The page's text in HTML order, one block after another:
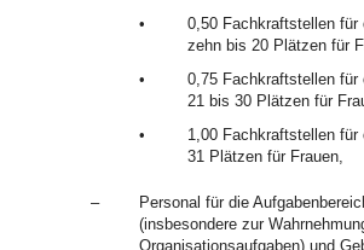
•
0,50 Fachkraftstellen für
zehn bis 20 Plätzen für
•
0,75 Fachkraftstellen für
21 bis 30 Plätzen für
•
1,00 Fachkraftstellen für
31 Plätzen für Frauen,
–
Personal für die
(insbesondere zur
Organisationsaufgaben) und